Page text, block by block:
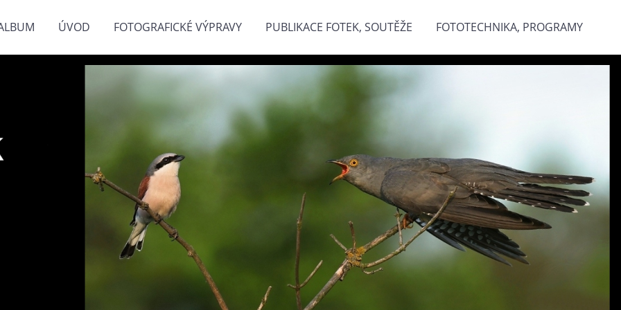
ÚVOD FOTOGRAFICKÉ VÝPRAVY PUBLIKACE FOTEK, SOUTĚŽE FOTOTECHNIKA, PROGRAMY